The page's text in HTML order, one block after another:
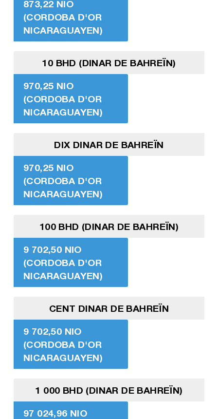
873,22 NIO
(CORDOBA D'OR
NICARAGUAYEN)
10 BHD (DINAR DE BAHREÏN)
970,25 NIO
(CORDOBA D'OR
NICARAGUAYEN)
DIX DINAR DE BAHREÏN
970,25 NIO
(CORDOBA D'OR
NICARAGUAYEN)
100 BHD (DINAR DE BAHREÏN)
9 702,50 NIO
(CORDOBA D'OR
NICARAGUAYEN)
CENT DINAR DE BAHREÏN
9 702,50 NIO
(CORDOBA D'OR
NICARAGUAYEN)
1 000 BHD (DINAR DE BAHREÏN)
97 024,96 NIO